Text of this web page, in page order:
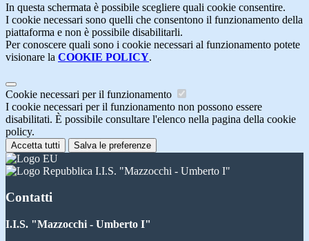
In questa schermata è possibile scegliere quali cookie consentire.
I cookie necessari sono quelli che consentono il funzionamento della
piattaforma e non è possibile disabilitarli.
Per conoscere quali sono i cookie necessari al funzionamento potete
visionare la COOKIE POLICY.
Cookie necessari per il funzionamento
I cookie necessari per il funzionamento non possono essere
disabilitati. È possibile consultare l'elenco nella pagina della cookie
policy.
Accetta tutti Salva le preferenze
I.I.S. "Mazzocchi - Umberto I"
Contatti
I.I.S. "Mazzocchi - Umberto I"